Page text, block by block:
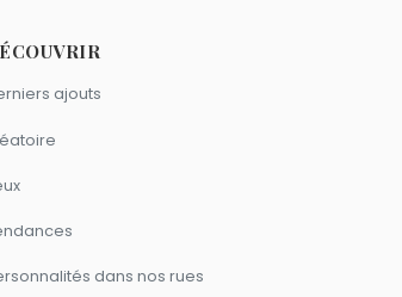
ajouts
dans nos rues